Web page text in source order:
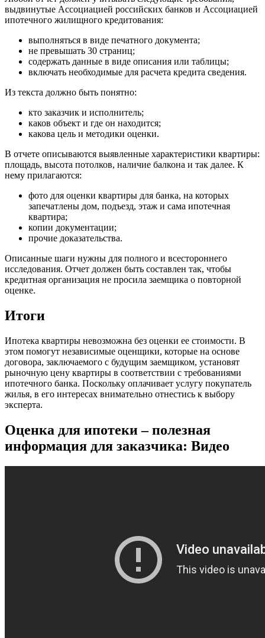
выдвинутые Ассоциацией российских банков и Ассоциацией
ипотечного жилищного кредитования:
выполняться в виде печатного документа;
не превышать 30 страниц;
содержать данные в виде описания или таблицы;
включать необходимые для расчета кредита сведения.
Из текста должно быть понятно:
кто заказчик и исполнитель;
каков объект и где он находится;
какова цель и методики оценки.
В отчете описываются выявленные характеристики квартиры:
площадь, высота потолков, наличие балкона и так далее. К
нему прилагаются:
фото для оценки квартиры для банка, на которых
запечатлены дом, подъезд, этаж и сама ипотечная
квартира;
копии документации;
прочие доказательства.
Описанные шаги нужны для полного и всестороннего
исследования. Отчет должен быть составлен так, чтобы
кредитная организация не просила заемщика о повторной
оценке.
Итоги
Ипотека квартиры невозможна без оценки ее стоимости. В
этом помогут независимые оценщики, которые на основе
договора, заключаемого с будущим заемщиком, установят
рыночную цену квартиры в соответствии с требованиями
ипотечного банка. Поскольку оплачивает услугу покупатель
жилья, в его интересах внимательно отнестись к выбору
эксперта.
Оценка для ипотеки – полезная
информация для заказчика: Видео